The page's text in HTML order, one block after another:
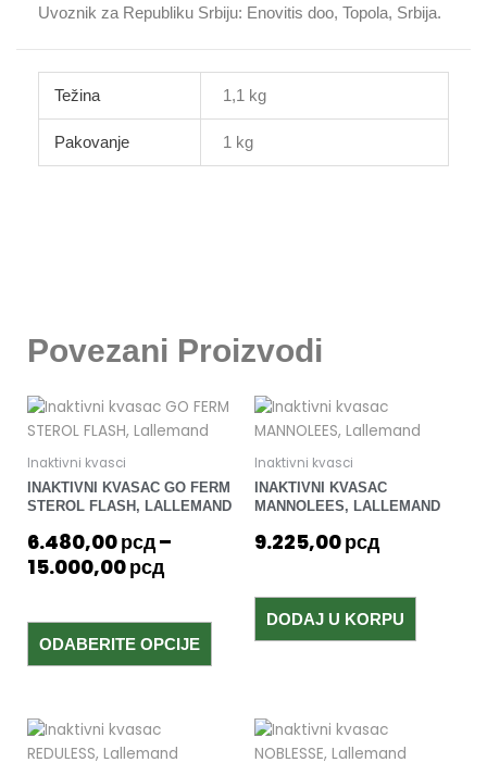
Uvoznik za Republiku Srbiju: Enovitis doo, Topola, Srbija.
Težina 1,1 kg
Pakovanje 1 kg
Povezani Proizvodi
Inaktivni kvasci
INAKTIVNI KVASAC GO FERM
STEROL FLASH, LALLEMAND
6.480,00рсд–
15.000,00рсд
Raspon
cena:
6.480,00 рсд
do
15.000,00 рсд
ODABERITE OPCIJE
Ovaj
proizvod
više
varijanti.
izabrane
na
stranici
proizvoda.
Inaktivni kvasci
INAKTIVNI KVASAC
MANNOLEES, LALLEMAND
9.225,00рсд
DODAJ U KORPU
cena:
proizvod
cena: